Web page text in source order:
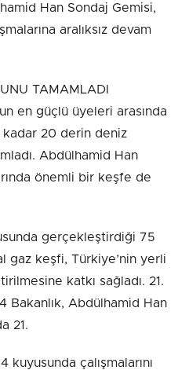
Han Sondaj Gemisi,
aralıksız devam
TAMAMLADI
en güçlü üyeleri arasında
20 derin deniz
Abdülhamid Han
önemli bir keşfe de
gerçekleştirdiği 75
gaz keşfi, Türkiye’nin yerli
katkı sağladı. 21.
Bakanlık, Abdülhamid Han
21.
çalışmalarını